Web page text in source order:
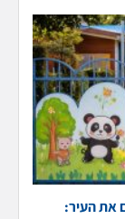
את העיר: